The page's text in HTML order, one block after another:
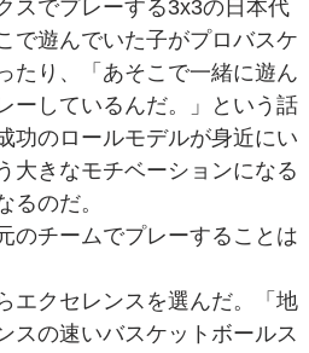
スでプレーする3x3の日本代
で遊んでいた子がプロバスケ
たり、「あそこで一緒に遊ん
ーしているんだ。」という話
功のロールモデルが身近にい
大きなモチベーションになる
るのだ。
のチームでプレーすることは
エクセレンスを選んだ。「地
スの速いバスケットボールス